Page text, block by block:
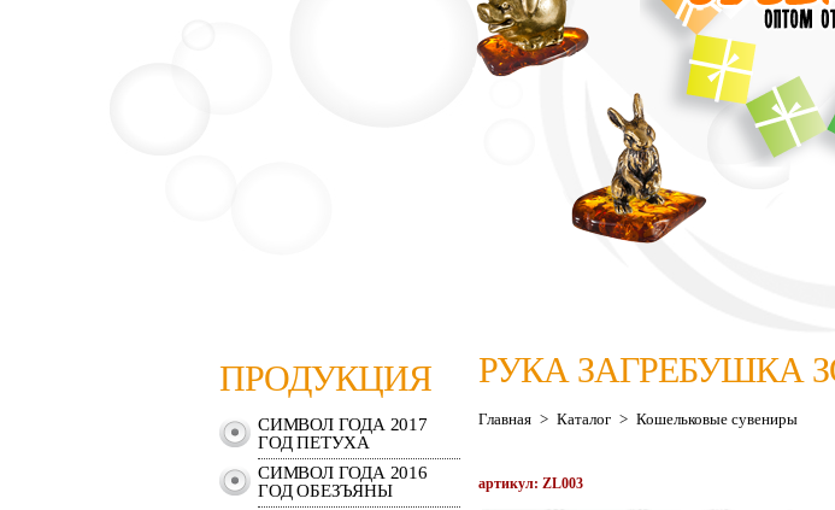
ПРОДУКЦИЯ
СИМВОЛ ГОДА 2017
ГОД ПЕТУХА
СИМВОЛ ГОДА 2016
ГОД ОБЕЗЪЯНЫ
РУКА ЗАГРЕБУШКА
Главная > Каталог > Кошельковые сувениры
артикул: ZL003